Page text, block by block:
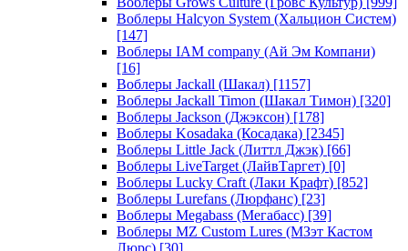
Воблеры Halcyon System (Хальцион Систем)
[147]
Воблеры IAM company (Ай Эм Компани)
[16]
Воблеры Jackall (Шакал) [1157]
Воблеры Jackall Timon (Шакал Тимон) [320]
Воблеры Jackson (Джэксон) [178]
Воблеры Kosadaka (Косадака) [2345]
Воблеры Little Jack (Литтл Джэк) [66]
Воблеры LiveTarget (ЛайвТаргет) [0]
Воблеры Lucky Craft (Лаки Крафт) [852]
Воблеры Lurefans (Люрфанс) [23]
Воблеры Megabass (Мегабасс) [39]
Воблеры MZ Custom Lures (МЗэт Кастом